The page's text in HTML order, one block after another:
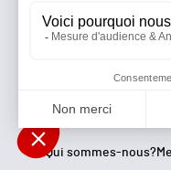
Suivez toutes
NEWSLETTER
Qui sommes-nous?